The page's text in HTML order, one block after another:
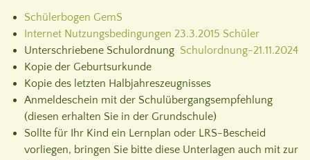
Schülerbogen GemS
Internet Nutzungsbedingungen 23.3.2015 Schüler
Unterschriebene Schulordnung Schulordnung-21.11.2024
Kopie der Geburtsurkunde
Kopie des letzten Halbjahreszeugnisses
Anmeldeschein mit der Schulübergangsempfehlung
(diesen erhalten Sie in der Grundschule)
Sollte für Ihr Kind ein Lernplan oder LRS-Bescheid
vorliegen, bringen Sie bitte diese Unterlagen auch mit zur